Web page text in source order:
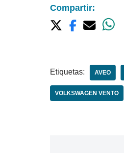
Compartir:
Etiquetas: AVEO
VOLKSWAGEN VENTO